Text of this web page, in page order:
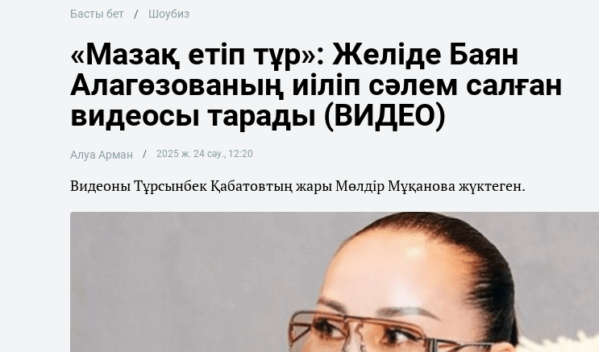
Басты бет Шоубиз
«Мазақ етіп тұр»: Желіде Баян
Алагөзованың иіліп сәлем салған
видеосы тарады (ВИДЕО)
Алуа Арман 2025 ж. 24 сәу., 12:20
Видеоны Тұрсынбек Қабатовтың жары Мөлдір Мұқанова жүктеген.